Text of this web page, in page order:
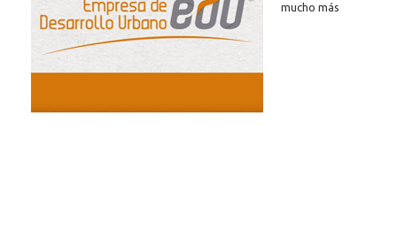
mucho más